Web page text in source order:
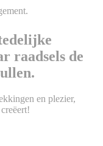
raadsels de
en plezier,